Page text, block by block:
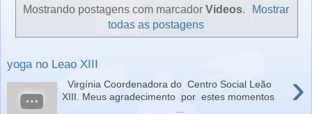
Mostrando postagens com marcador Videos.
Mostrar
todas as postagens
yoga no Leao XIII
›
Virgínia Coordenadora do Centro Social Leão
XIII. Meus agradecimento por estes momentos